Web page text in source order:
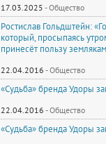
17.03.2025 -Общество
Ростислав Гольдштейн:
который, просыпаясь
принесёт пользу
22.04.2016 -Общество
«Судьба» бренда Удоры
22.04.2016 -Общество
«Судьба» бренда Удоры